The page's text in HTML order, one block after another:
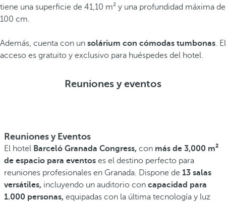
tiene una superficie de 41,10 m² y una profundidad máxima de
100 cm.
Además, cuenta con un solárium con cómodas tumbonas. El
acceso es gratuito y exclusivo para huéspedes del hotel.
Reuniones y eventos
Reuniones y Eventos
El hotel Barceló Granada Congress, con más de 3,000 m²
de espacio para eventos es el destino perfecto para
reuniones profesionales en Granada. Dispone de 13 salas
versátiles, incluyendo un auditorio con capacidad para
1.000 personas, equipadas con la última tecnología y luz